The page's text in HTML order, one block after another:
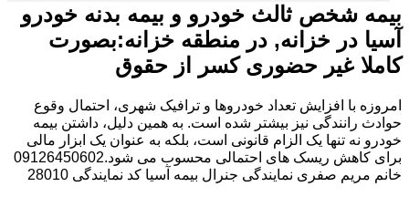
بیمه شخص ثالث خودرو و بیمه بدنه خودرو
آسیا در خزانه, در منطقه خزانه:بصورت
کاملا غیر حضوری کسر از حقوق
امروزه با افزایش تعداد خودروها و ترافیک شهری، احتمال وقوع
حوادث رانندگی نیز بیشتر شده است. به همین دلیل، داشتن بیمه
خودرو نه تنها یک الزام قانونی است، بلکه به عنوان یک ابزار مالی
برای کاهش ریسک های احتمالی محسوب می شود.09126450602
خانم مریم صفری نمایندگی جنرال بیمه آسیا کد نمایندگی 28010